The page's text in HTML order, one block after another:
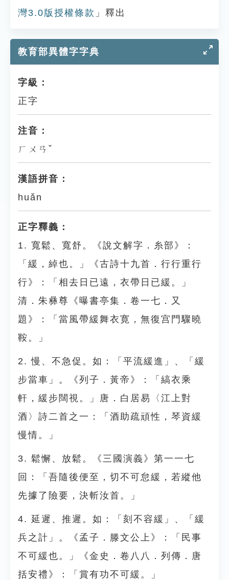
灣3.0版授權條款 」釋出
教育部異體字字典
字級：
正字
注音：
ㄏㄨㄢˇ
漢語拼音：
huǎn
正字釋義：
1. 寬鬆、寬舒。《說文解字．糸部》：
「緩，綽也。」《古詩十九首．行行重行
行》：「相去日已遠，衣帶日已緩。」
清．朱彝尊《曝書亭集．卷一七．又
題》：「當風帶緩舞衣寛，無復宫門驟曉
鞍。」
2. 慢、不急促。如：「平流緩進」、「緩
步當車」。《列子．黃帝》：「縞衣乘
軒，緩步闊視。」唐．白居易〈江上對
酒〉詩二首之一：「酒助疏頑性，琴資緩
慢情。」
3. 鬆懈、放鬆。《三國演義》第一一七
回：「吾隨後便至，切不可怠緩，若縱他
先據了險要，決斬汝首。」
4. 延遲、推遲。如：「刻不容緩」、「緩
兵之計」。《孟子．滕文公上》：「民事
不可緩也。」《金史．卷八八．列傳．唐
括安禮》：「賞有功不可緩。」